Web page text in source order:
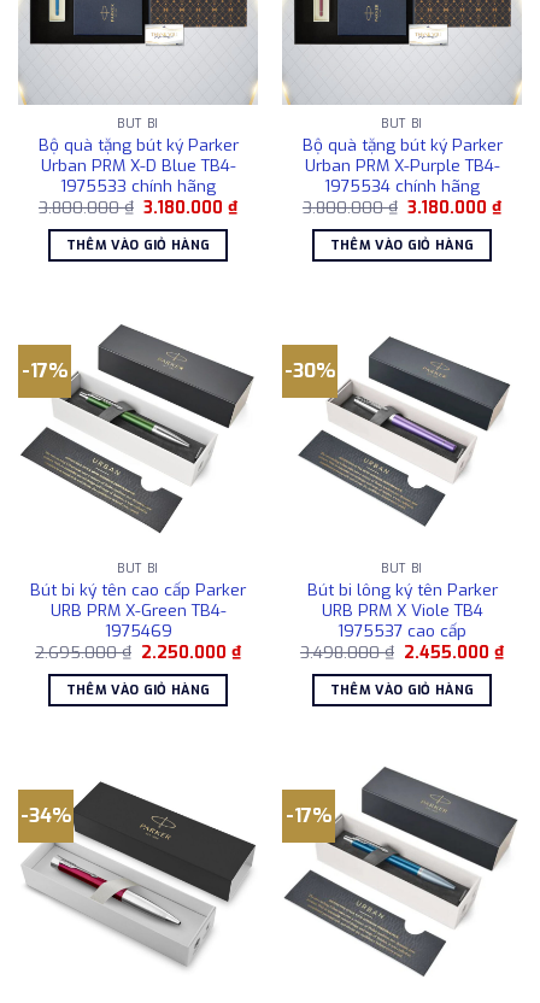
BÚT BI
Bộ quà tặng bút ký Parker
Urban PRM X-D Blue TB4-
1975533 chính hãng
3.800.000₫ Giá
là:
3.800.000 ₫.
3.180.000₫Giá
THÊM VÀO GIỎ HÀNG
BÚT BI
Bộ quà tặng bút ký Parker
Urban PRM X-Purple TB4-
1975534 chính hãng
3.800.000₫ Giá
là:
3.800.000 ₫.
3.180.000₫Giá
THÊM VÀO GIỎ HÀNG
-17%
BÚT BI
Bút bi ký tên cao cấp Parker
URB PRM X-Green TB4-
1975469
2.695.000₫ Giá
là:
2.695.000 ₫.
2.250.000₫Giá
hiện
2.250.000 ₫.
THÊM VÀO GIỎ HÀNG
-30%
BÚT BI
Bút bi lông ký tên Parker
URB PRM X Viole TB4
1975537 cao cấp
3.498.000₫ Giá
là:
3.498.000 ₫.
2.455.000₫Giá
hiện
THÊM VÀO GIỎ HÀNG
-34% -17%